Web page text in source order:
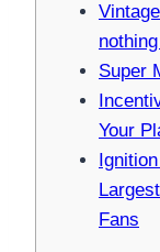
Super
Your
Fans